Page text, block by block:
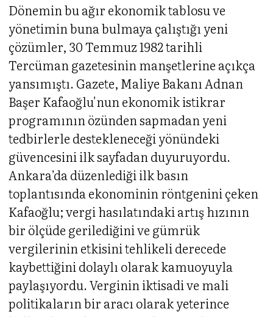
Dönemin bu ağır ekonomik tablosu ve
yönetimin buna bulmaya çalıştığı yeni
çözümler, 30 Temmuz 1982 tarihli
Tercüman gazetesinin manşetlerine açıkça
yansımıştı. Gazete, Maliye Bakanı Adnan
Başer Kafaoğlu'nun ekonomik istikrar
programının özünden sapmadan yeni
tedbirlerle destekleneceği yönündeki
güvencesini ilk sayfadan duyuruyordu.
Ankara’da düzenlediği ilk basın
toplantısında ekonominin röntgenini çeken
Kafaoğlu; vergi hasılatındaki artış hızının
bir ölçüde gerilediğini ve gümrük
vergilerinin etkisini tehlikeli derecede
kaybettiğini dolaylı olarak kamuoyuyla
paylaşıyordu. Verginin iktisadi ve mali
politikaların bir aracı olarak yeterince